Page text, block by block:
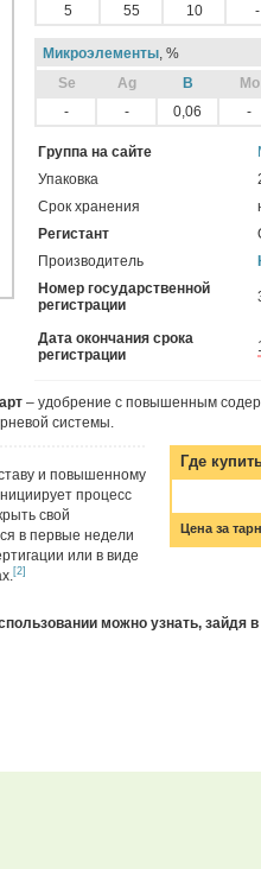
5
55 10 -
Микроэлементы , %
Sе
Ag B
Mo
-
- 0,06 -
Группа на сайте
Упаковка
Срок хранения
Регистант
Производитель
Номер государственной
регистрации
Дата окончания срока
регистрации
– удобрение с повышенным
системы.
Где
Цена за
и повышенному
процесс
свой
в первые недели
или в виде
[2]
можно узнать, зайдя в